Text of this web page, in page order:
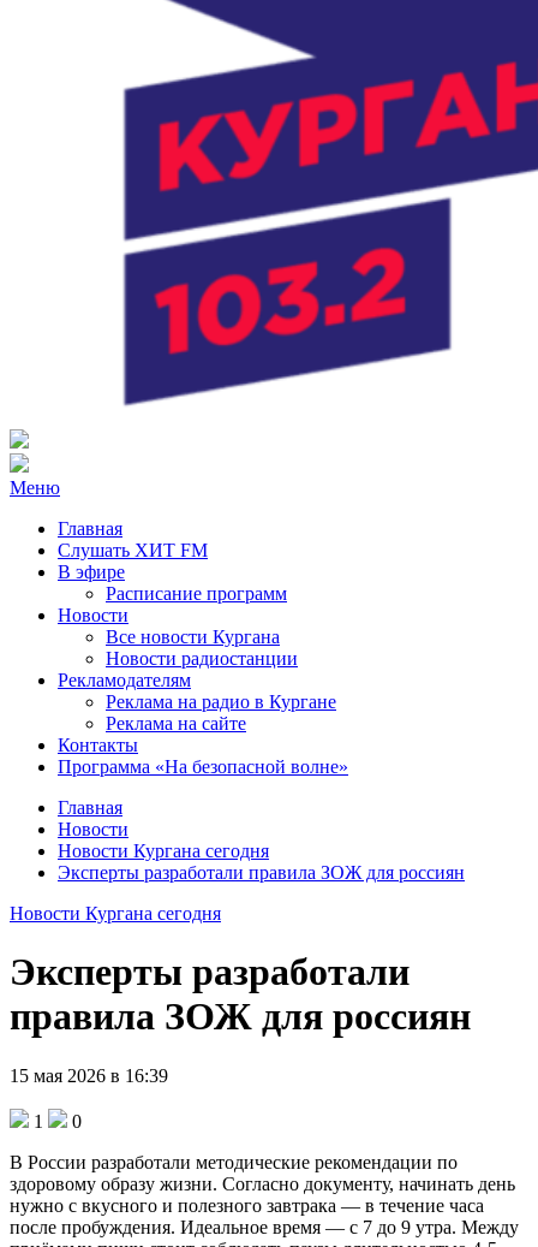
Радио ХИТ FM Курган
103.2 FM
Меню
Главная
Слушать ХИТ FM
В эфире
Расписание программ
Новости
Все новости Кургана
Новости радиостанции
Рекламодателям
Реклама на радио в Кургане
Реклама на сайте
Контакты
Программа «На безопасной волне»
Главная
Новости
Новости Кургана сегодня
Эксперты разработали правила ЗОЖ для россиян
Новости Кургана сегодня
Эксперты разработали
правила ЗОЖ для россиян
15 мая 2026 в 16:39
1
0
В России разработали методические рекомендации по
здоровому образу жизни. Согласно документу, начинать день
нужно с вкусного и полезного завтрака — в течение часа
после пробуждения. Идеальное время — с 7 до 9 утра. Между